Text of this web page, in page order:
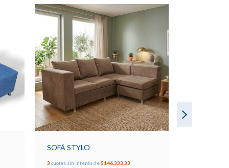
SOFÁ STYLO
3 cuotas sin interés de$146.333,33